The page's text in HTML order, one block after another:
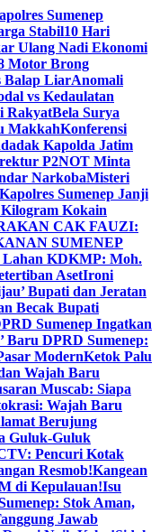
Sumenep
Stabil10 Hari
Ulang Nadi Ekonomi
Motor Brong
Balap LiarAnomali
vs Kedaulatan
RakyatBela Surya
MakkahKonferensi
Kapolda Jatim
P2NOT Minta
NarkobaMisteri
Sumenep Janji
Kokain
CAK FAUZI:
SUMENEP
Lahan KDKMP: Moh.
AsetIroni
Bupati dan Jeratan
Becak Bupati
Sumenep Ingatkan
Baru DPRD Sumenep:
ModernKetok Palu
Wajah Baru
Muscab: Siapa
Wajah Baru
Berujung
Guluk-Guluk
Pencuri Kotak
Resmob!Kangean
di Kepulauan!Isu
Stok Aman,
Jawab